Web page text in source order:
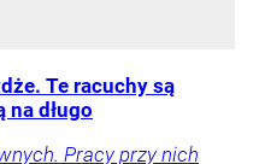
Te racuchy są
na długo
Pracy przy nich